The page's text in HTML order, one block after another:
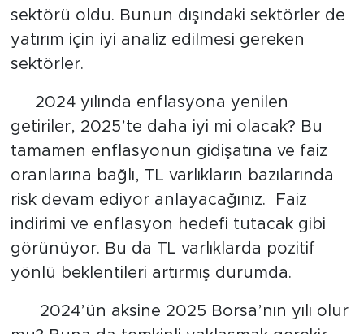
sektörü oldu. Bunun dışındaki sektörler de
yatırım için iyi analiz edilmesi gereken
sektörler.
2024 yılında enflasyona yenilen
getiriler, 2025’te daha iyi mi olacak? Bu
tamamen enflasyonun gidişatına ve faiz
oranlarına bağlı, TL varlıkların bazılarında
risk devam ediyor anlayacağınız. Faiz
indirimi ve enflasyon hedefi tutacak gibi
görünüyor. Bu da TL varlıklarda pozitif
yönlü beklentileri artırmış durumda.
2024’ün aksine 2025 Borsa’nın yılı olur